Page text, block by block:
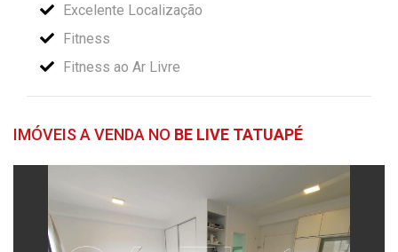
Excelente Localização
Fitness
Fitness ao Ar Livre
IMÓVEIS A VENDA NO BE LIVE TATUAPÉ